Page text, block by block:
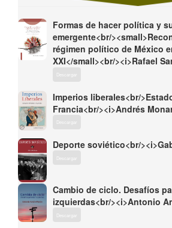
Formas de hacer política y
emergente<br/
régimen político de México
XXI</small><br/><i>Rafael
Descargar
Imperios liberales<br/
Francia<br/><i>Andrés
Descargar
Deporte soviético<br/
Descargar
Cambio de ciclo. Desafíos
izquierdas<br/><i>Antonio
Descargar